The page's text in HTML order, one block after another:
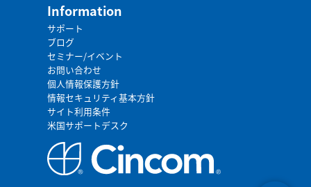
Information
サポート
ブログ
セミナー/イベント
お問い合わせ
個人情報保護方針
情報セキュリティ基本方針
サイト利用条件
米国サポートデスク